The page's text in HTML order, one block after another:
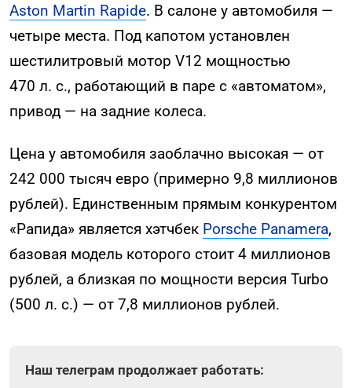
Aston Martin Rapide. В салоне у автомобиля —
четыре места. Под капотом установлен
шестилитровый мотор V12 мощностью
470 л. с., работающий в паре с «автоматом»,
привод — на задние колеса.
Цена у автомобиля заоблачно высокая — от
242 000 тысяч евро (примерно 9,8 миллионов
рублей). Единственным прямым конкурентом
«Рапида» является хэтчбек Porsche Panamera,
базовая модель которого стоит 4 миллионов
рублей, а близкая по мощности версия Turbo
(500 л. с.) — от 7,8 миллионов рублей.
Наш телеграм продолжает работать: